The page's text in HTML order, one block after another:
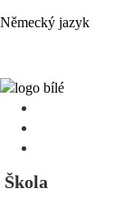
Německý jazyk
Škola